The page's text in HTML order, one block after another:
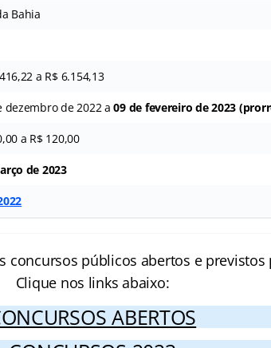
Bahia
a R$ 6.154,13
dezembro de 2022 a09 de fevereiro de 2023
a R$ 120,00
de 2023
concursos públicos abertos e previstos
Clique nos links abaixo:
ABERTOS